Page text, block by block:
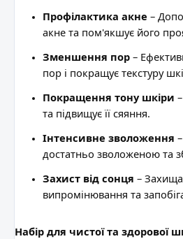
Профілактика акне –
акне та пом'якшує його
Зменшення пор –
пор і покращує текстуру
Покращення тону шкіри
та підвищує її сяяння.
Інтенсивне зволоження
достатньо зволоженою та
Захист від сонця –
випромінювання та
Набір для чистої та здорової